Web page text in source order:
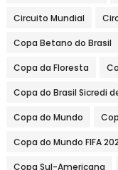
Circuito Mundial
Copa Betano do Brasil
Copa da Floresta
Copa do Brasil Sicredi
Copa do Mundo
Copa do Mundo FIFA
Copa Sul-Americana